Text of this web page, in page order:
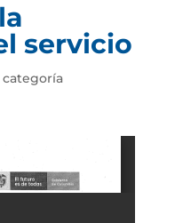
servicio
categoría